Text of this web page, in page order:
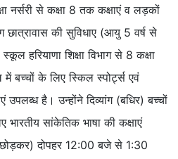
नर्सरी से कक्षा 8 तक कक्षाएं व लड़कों
की सुविधाए (आयु 5 वर्ष से
हरियाणा शिक्षा विभाग से 8 कक्षा
बच्चों के लिए स्किल स्पोर्ट्स एवं
उपलब्ध है। उन्होंने दिव्यांग (बधिर) बच्चों
सांकेतिक भाषा की कक्षाएं
दोपहर 12:00 बजे से 1:30